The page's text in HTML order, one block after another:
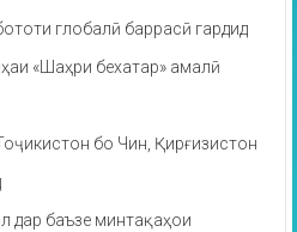
глобалӣ баррасӣ гардид
«Шаҳри бехатар» амалӣ
бо Чин, Қирғизистон
дар баъзе минтақаҳои